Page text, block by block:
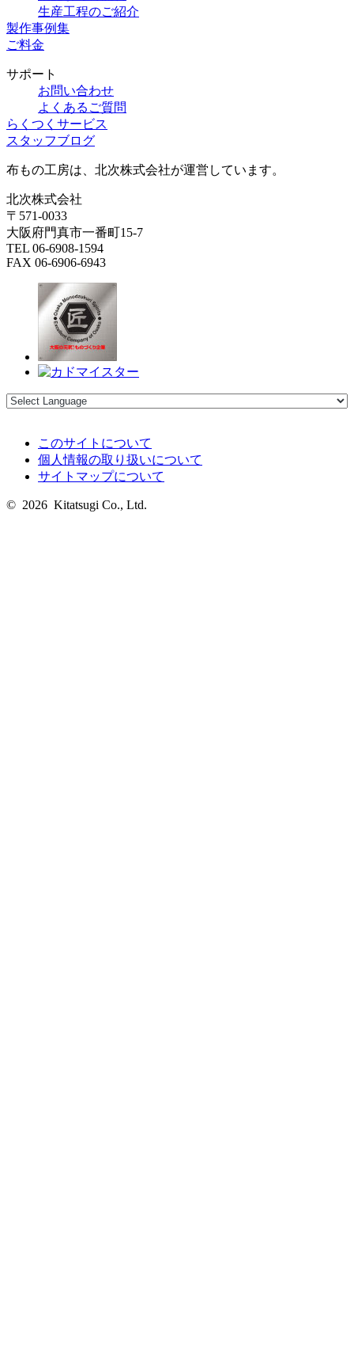
生産工程のご紹介
製作事例集
ご料金
サポート
お問い合わせ
よくあるご質問
らくつくサービス
スタッフブログ
布もの工房は、北次株式会社が運営しています。
北次株式会社
〒571-0033
大阪府門真市一番町15-7
TEL 06-6908-1594
FAX 06-6906-6943
このサイトについて
個人情報の取り扱いについて
サイトマップについて
© 2026 Kitatsugi Co., Ltd.